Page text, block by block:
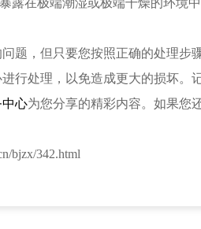
，但只要您按照正确的处理步
行处理，以免造成更大的损坏。
中心为您分享的精彩内容。如果您
bjzx/342.html